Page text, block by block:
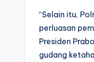
“Selain itu,
perluasan
Presiden
gudang